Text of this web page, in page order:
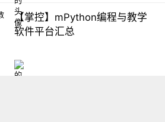
【掌控】mPython编程与教学
软件平台汇总